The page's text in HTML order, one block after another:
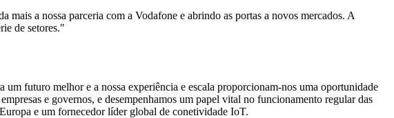
mais a nossa parceria com a Vodafone e abrindo as portas a novos mercados. A
de setores."
futuro melhor e a nossa experiência e escala proporcionam-nos uma oportunidade
e governos, e desempenhamos um papel vital no funcionamento regular das
e um fornecedor líder global de conetividade IoT.